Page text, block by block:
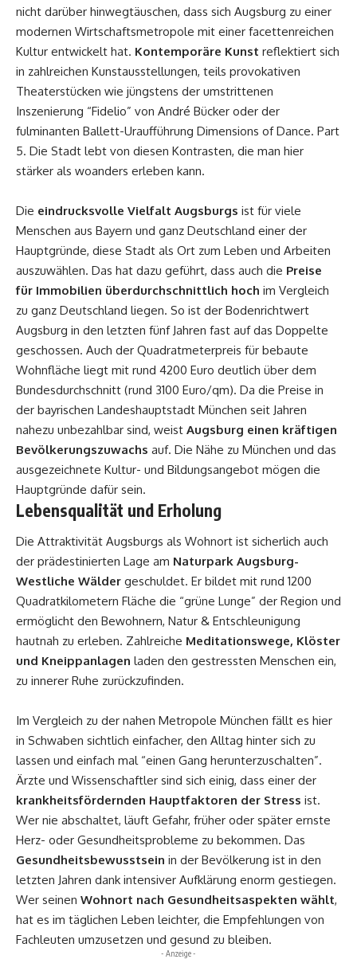
nicht darüber hinwegtäuschen, dass sich Augsburg zu einer
modernen Wirtschaftsmetropole mit einer facettenreichen
Kultur entwickelt hat. Kontemporäre Kunst reflektiert sich
in zahlreichen Kunstausstellungen, teils provokativen
Theaterstücken wie jüngstens der umstrittenen
Inszenierung “Fidelio” von André Bücker oder der
fulminanten Ballett-Uraufführung Dimensions of Dance. Part
5. Die Stadt lebt von diesen Kontrasten, die man hier
stärker als woanders erleben kann.
Die eindrucksvolle Vielfalt Augsburgs ist für viele
Menschen aus Bayern und ganz Deutschland einer der
Hauptgründe, diese Stadt als Ort zum Leben und Arbeiten
auszuwählen. Das hat dazu geführt, dass auch die Preise
für Immobilien überdurchschnittlich hoch im Vergleich
zu ganz Deutschland liegen. So ist der Bodenrichtwert
Augsburg in den letzten fünf Jahren fast auf das Doppelte
geschossen. Auch der Quadratmeterpreis für bebaute
Wohnfläche liegt mit rund 4200 Euro deutlich über dem
Bundesdurchschnitt (rund 3100 Euro/qm). Da die Preise in
der bayrischen Landeshauptstadt München seit Jahren
nahezu unbezahlbar sind, weist Augsburg einen kräftigen
Bevölkerungszuwachs auf. Die Nähe zu München und das
ausgezeichnete Kultur- und Bildungsangebot mögen die
Hauptgründe dafür sein.
Lebensqualität und Erholung
Die Attraktivität Augsburgs als Wohnort ist sicherlich auch
der prädestinierten Lage am Naturpark Augsburg-
Westliche Wälder geschuldet. Er bildet mit rund 1200
Quadratkilometern Fläche die “grüne Lunge” der Region und
ermöglicht den Bewohnern, Natur & Entschleunigung
hautnah zu erleben. Zahlreiche Meditationswege, Klöster
und Kneippanlagen laden den gestressten Menschen ein,
zu innerer Ruhe zurückzufinden.
Im Vergleich zu der nahen Metropole München fällt es hier
in Schwaben sichtlich einfacher, den Alltag hinter sich zu
lassen und einfach mal “einen Gang herunterzuschalten”.
Ärzte und Wissenschaftler sind sich einig, dass einer der
krankheitsfördernden Hauptfaktoren der Stress ist.
Wer nie abschaltet, läuft Gefahr, früher oder später ernste
Herz- oder Gesundheitsprobleme zu bekommen. Das
Gesundheitsbewusstsein in der Bevölkerung ist in den
letzten Jahren dank intensiver Aufklärung enorm gestiegen.
Wer seinen Wohnort nach Gesundheitsaspekten wählt,
hat es im täglichen Leben leichter, die Empfehlungen von
Fachleuten umzusetzen und gesund zu bleiben.
- Anzeige -